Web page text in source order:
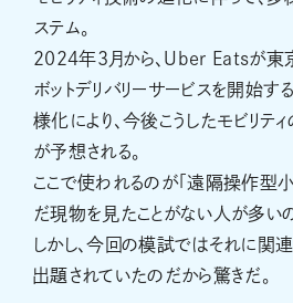
ステム。
2024年3月から、Uber Eatsが東
ボットデリバリーサービスを開始す
様化により、今後こうしたモビリテ
が予想される。
ここで使われるのが「遠隔操作型小
だ現物を見たことがない人が多い
しかし、今回の模試ではそれに関
出題されていたのだから驚きだ。